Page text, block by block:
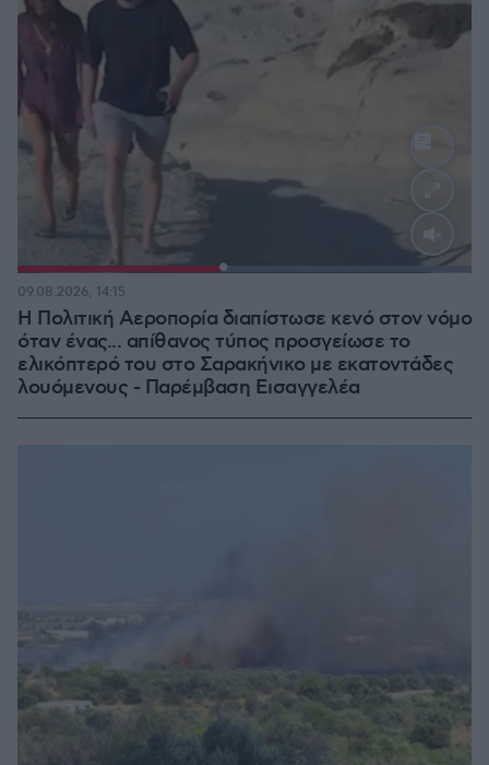
Η Πολιτική Αεροπορία διαπίστωσε κενό στον νόμο
όταν ένας... απίθανος τύπος προσγείωσε το
ελικόπτερό του στο Σαρακήνικο με εκατοντάδες
λουόμενους - Παρέμβαση Εισαγγελέα
09.08.2026, 14:15